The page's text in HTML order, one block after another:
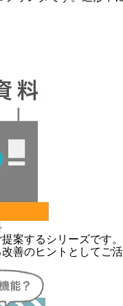
案するシリーズです
善のヒントとしてご